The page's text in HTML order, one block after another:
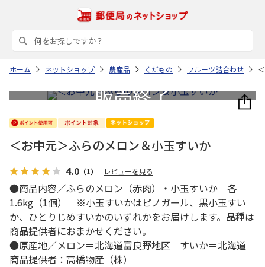
ホーム ネットショップ 農産品 くだもの フルーツ詰合わせ
＜お中元＞ふらのメロン＆小玉すいか
4.0 （1） レビューを見る
●商品内容／ふらのメロン（赤肉）・小玉すいか 各
1.6kg（1個） ※小玉すいかはピノガール、黒小玉すい
か、ひとりじめすいかのいずれかをお届けします。品種は
商品提供者におまかせください。
●原産地／メロン＝北海道富良野地区 すいか＝北海道
商品提供者：高橋物産（株）